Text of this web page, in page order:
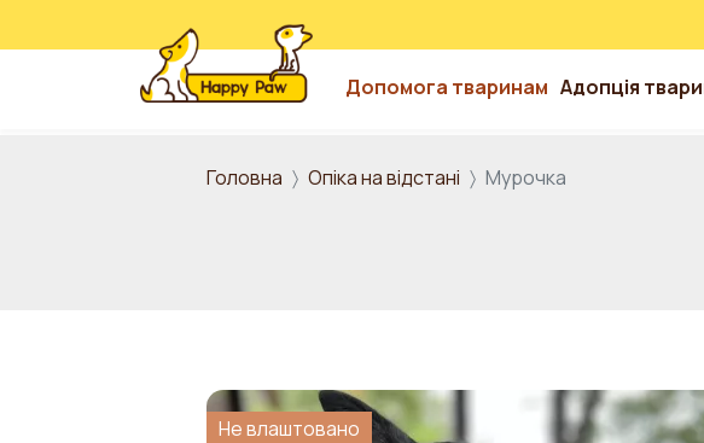
Допомога тваринам Адопція
Головна Опіка на відстані Мурочка
Не влаштовано